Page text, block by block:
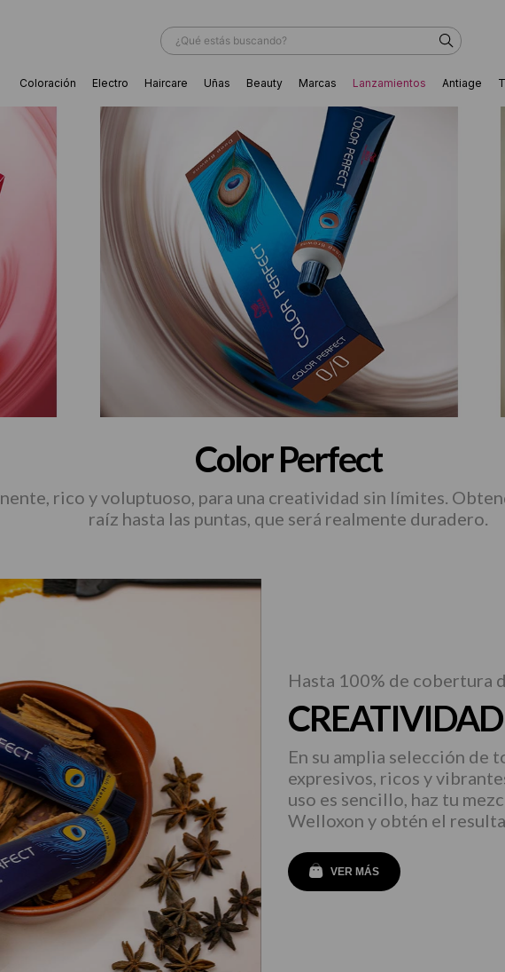
¿Qué estás buscando?
Coloración Electro Haircare Uñas Beauty Marcas Lanzamientos Antiage
Color Perfect
rico y voluptuoso, para una creatividad sin límites.
raíz hasta las puntas, que será realmente duradero.
Hasta 100% de cobertura
En su amplia selección de
expresivos, ricos y
uso es sencillo, haz tu
Welloxon y obtén el
VER MÁS
wella
5
7 secador
8 loreal
9. acondicionador
10. protector térmico